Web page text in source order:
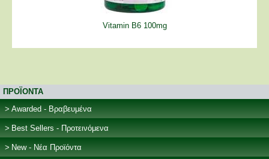
Vitamin B6 100mg
ΠΡΟΪΟΝΤΑ
Awarded - Βραβευμένα
Best Sellers - Προτεινόμενα
New - Νέα Προϊόντα